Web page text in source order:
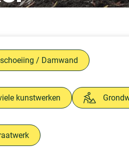
/ Damwand
kunstwerken